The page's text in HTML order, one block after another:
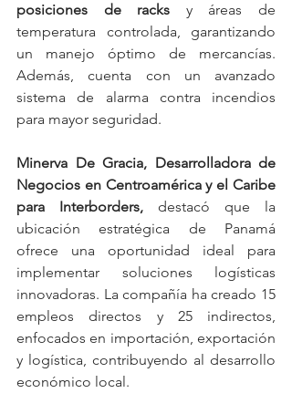
posiciones de racks y áreas de
temperatura controlada, garantizando
un manejo óptimo de mercancías.
Además, cuenta con un avanzado
sistema de alarma contra incendios
para mayor seguridad.
Minerva De Gracia, Desarrolladora de
Negocios en Centroamérica y el Caribe
para Interborders, destacó que la
ubicación estratégica de Panamá
ofrece una oportunidad ideal para
implementar soluciones logísticas
innovadoras. La compañía ha creado 15
empleos directos y 25 indirectos,
enfocados en importación, exportación
y logística, contribuyendo al desarrollo
económico local.